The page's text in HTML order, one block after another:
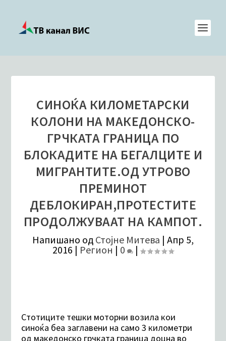
СИНОЌА КИЛОМЕТАРСКИ
КОЛОНИ НА МАКЕДОНСКО-
ГРЧКАТА ГРАНИЦА ПО
БЛОКАДИТЕ НА БЕГАЛЦИТЕ И
МИГРАНТИТЕ.ОД УТРОВО
ПРЕМИНОТ
ДЕБЛОКИРАН,ПРОТЕСТИТЕ
ПРОДОЛЖУВААТ НА КАМПОТ.
Напишано од Стојне Митева | Апр 5,
2016 | Регион | 0 |
Стотиците тешки моторни возила кои
синоќа беа заглавени на само 3 километри
од македонско грчката граница доцна во